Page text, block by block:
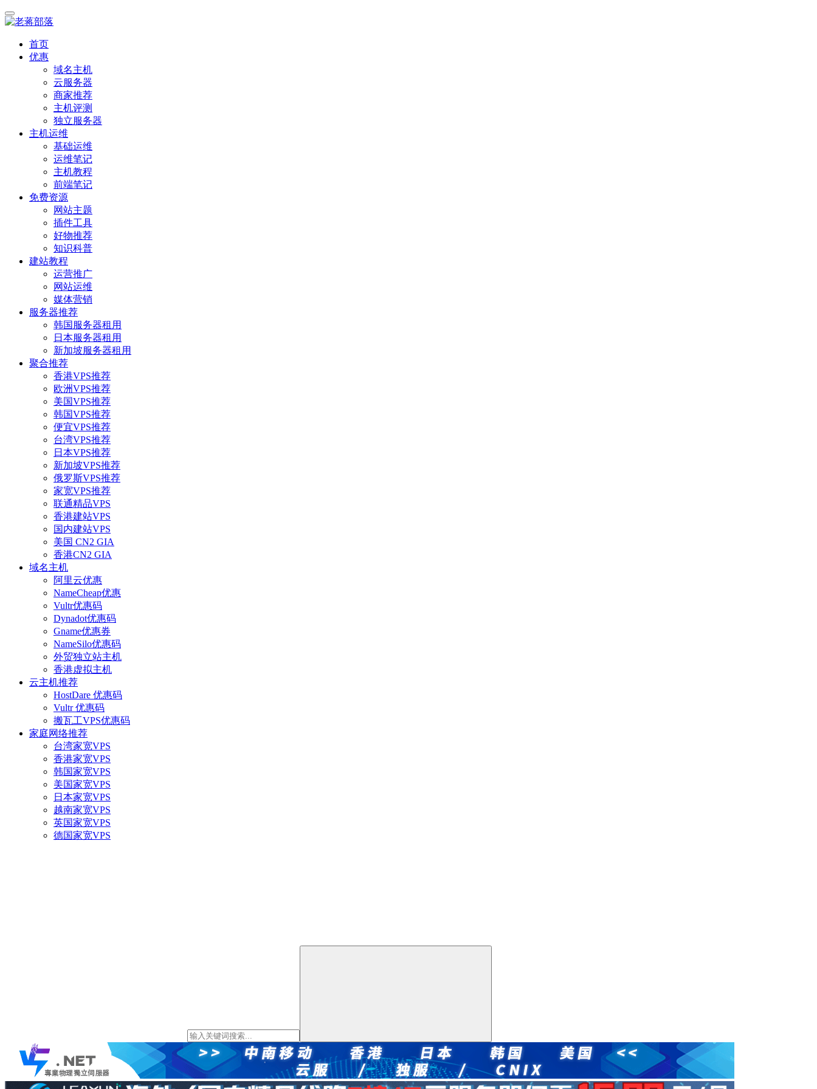
首页
优惠
域名主机
云服务器
商家推荐
主机评测
独立服务器
主机运维
基础运维
运维笔记
主机教程
前端笔记
免费资源
网站主题
插件工具
好物推荐
知识科普
建站教程
运营推广
网站运维
媒体营销
服务器推荐
韩国服务器租用
日本服务器租用
新加坡服务器租用
聚合推荐
香港VPS推荐
欧洲VPS推荐
美国VPS推荐
韩国VPS推荐
便宜VPS推荐
台湾VPS推荐
日本VPS推荐
新加坡VPS推荐
俄罗斯VPS推荐
家宽VPS推荐
联通精品VPS
香港建站VPS
国内建站VPS
美国 CN2 GIA
香港CN2 GIA
域名主机
阿里云优惠
NameCheap优惠
Vultr优惠码
Dynadot优惠码
Gname优惠券
NameSilo优惠码
外贸独立站主机
香港虚拟主机
云主机推荐
HostDare 优惠码
Vultr 优惠码
搬瓦工VPS优惠码
家庭网络推荐
台湾家宽VPS
香港家宽VPS
韩国家宽VPS
美国家宽VPS
日本家宽VPS
越南家宽VPS
英国家宽VPS
德国家宽VPS